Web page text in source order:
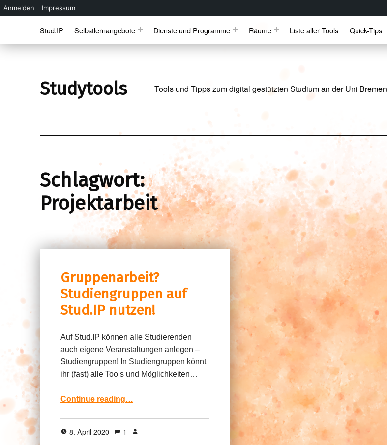
Anmelden Impressum
Skip to main navigation
Skip to main content
Skip to footer
Stud.IP
Selbstlernangebote Dienste und Programme Räume Liste aller Tools Quick-Tips
Studytools Tools und Tipps zum digital gestützten Studium an der Uni Bremen
Schlagwort:
Projektarbeit
Gruppenarbeit?
Studiengruppen auf
Stud.IP nutzen!
Auf Stud.IP können alle Studierenden
auch eigene Veranstaltungen anlegen –
Studiengruppen! In Studiengruppen könnt
ihr (fast) alle Tools und Möglichkeiten…
Continue reading…
8. April 2020 1